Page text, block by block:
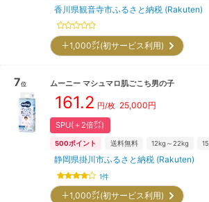
香川県観音寺市ふるさと納税 (Rakuten)
＋1,000㌽(初サービス利用)
7位 ムーニー マシュマロ肌ごこち男の子
161.2 円/枚 25,000円
SPU(＋2倍㌽)
500ポイント 送料無料 12kg～22kg
静岡県掛川市ふるさと納税 (Rakuten)
1件
＋1,000㌽(初サービス利用)